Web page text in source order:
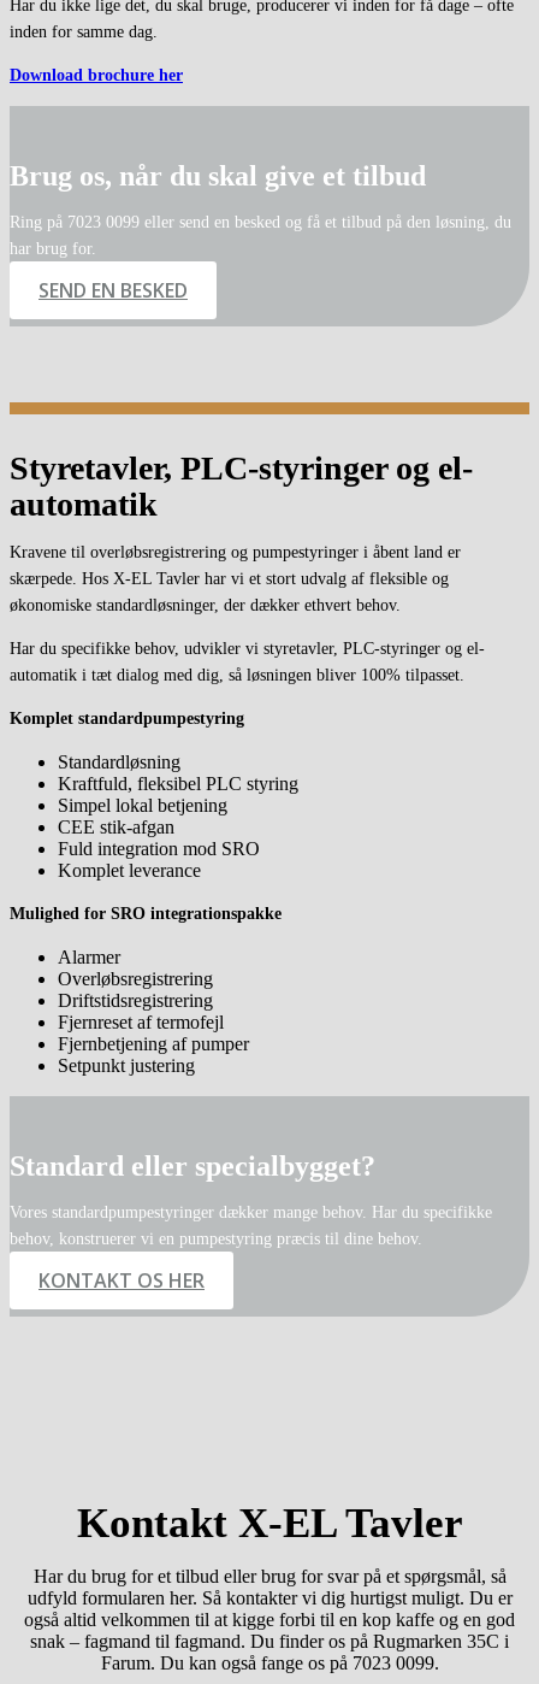
Har du ikke lige det, du skal bruge, producerer vi inden for få dage – ofte
inden for samme dag.
Download brochure her
Brug os, når du skal give et tilbud
Ring på 7023 0099 eller send en besked og få et tilbud på den løsning, du
har brug for.
SEND EN BESKED
Styretavler, PLC-styringer og el-
automatik
Kravene til overløbsregistrering og pumpestyringer i åbent land er
skærpede. Hos X-EL Tavler har vi et stort udvalg af fleksible og
økonomiske standardløsninger, der dækker ethvert behov.
Har du specifikke behov, udvikler vi styretavler, PLC-styringer og el-
automatik i tæt dialog med dig, så løsningen bliver 100% tilpasset.
Komplet standardpumpestyring
Standardløsning
Kraftfuld, fleksibel PLC styring
Simpel lokal betjening
CEE stik-afgan
Fuld integration mod SRO
Komplet leverance
Mulighed for SRO integrationspakke
Alarmer
Overløbsregistrering
Driftstidsregistrering
Fjernreset af termofejl
Fjernbetjening af pumper
Setpunkt justering
Standard eller specialbygget?
Vores standardpumpestyringer dækker mange behov. Har du specifikke
behov, konstruerer vi en pumpestyring præcis til dine behov.
KONTAKT OS HER
Kontakt X-EL Tavler
Har du brug for et tilbud eller brug for svar på et spørgsmål, så
udfyld formularen her. Så kontakter vi dig hurtigst muligt. Du er
også altid velkommen til at kigge forbi til en kop kaffe og en god
snak – fagmand til fagmand. Du finder os på Rugmarken 35C i
Farum. Du kan også fange os på 7023 0099.